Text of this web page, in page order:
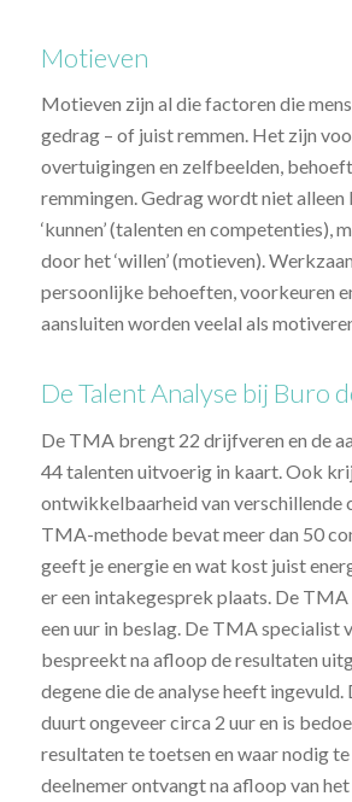
Motieven
Motieven zijn al die factoren die
gedrag – of juist remmen. Het zijn
overtuigingen en zelfbeelden,
remmingen. Gedrag wordt niet
‘kunnen’ (talenten en competenties),
door het ‘willen’ (motieven).
persoonlijke behoeften, voorkeuren
aansluiten worden veelal als
De Talent Analyse bij Buro
De TMA brengt 22 drijfveren en de
44 talenten uitvoerig in kaart. Ook
ontwikkelbaarheid van verschillende
TMA-methode bevat meer dan 50
geeft je energie en wat kost juist
er een intakegesprek plaats. De
een uur in beslag. De TMA specialist
bespreekt na afloop de resultaten
degene die de analyse heeft
duurt ongeveer circa 2 uur en is
resultaten te toetsen en waar nodig te
deelnemer ontvangt na afloop van